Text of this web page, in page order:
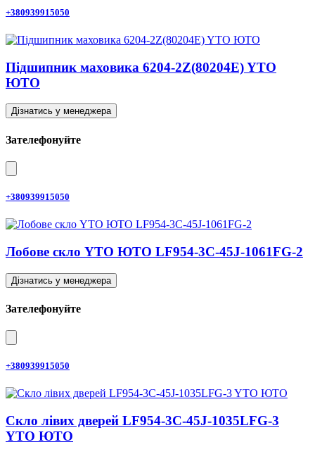
+380939915050
Підшипник маховика 6204-2Z(80204E) YTO
ЮТО
Дізнатись у менеджера
Зателефонуйте
+380939915050
Лобове скло YTO ЮТО LF954-3C-45J-1061FG-2
Дізнатись у менеджера
Зателефонуйте
+380939915050
Скло лівих дверей LF954-3C-45J-1035LFG-3
YTO ЮТО